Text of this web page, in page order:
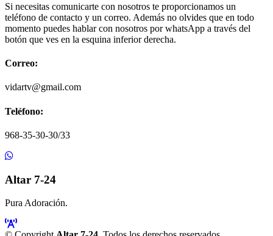
Si necesitas comunicarte con nosotros te proporcionamos un
teléfono de contacto y un correo. Además no olvides que en todo
momento puedes hablar con nosotros por whatsApp a través del
botón que ves en la esquina inferior derecha.
Correo:
vidartv@gmail.com
Teléfono:
968-35-30-30/33
Altar 7-24
Pura Adoración.